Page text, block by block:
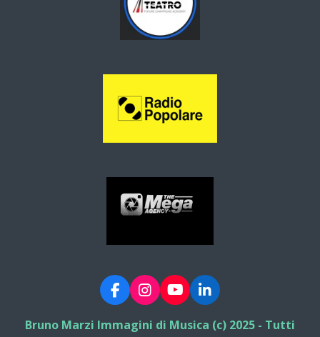
F
a
c
I
n
s
Y
o
u
L
i
n
Bruno Marzi Immagini di Musica (c) 2025 - Tutti